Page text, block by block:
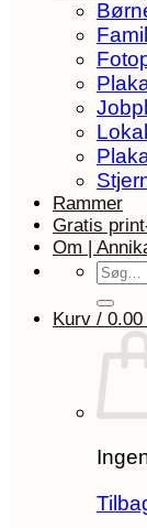
Rammer
Gratis
Om |
Søg
Kurv / 0.00